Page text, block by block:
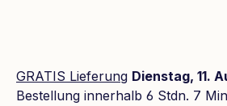
GRATIS Lieferung Dienstag, 11.
Bestellung innerhalb 6 Stdn. 7